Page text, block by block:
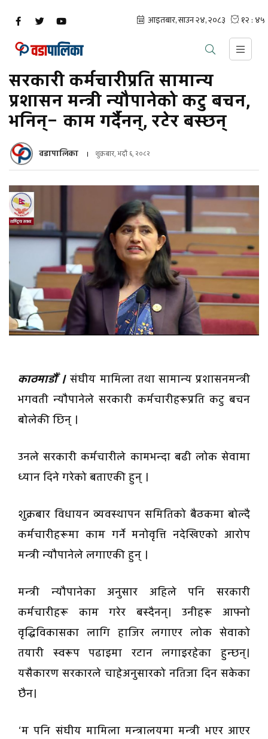
सरकारी कर्मचारीप्रति सामान्य
प्रशासन मन्त्री न्यौपानेको कटु बचन,
भनिन्– काम गर्दैनन्, रटेर बस्छन्
वडापालिका शुक्रबार, भदौ ६, २०८२
काठमाडौँ । संघीय मामिला तथा सामान्य प्रशासनमन्त्री
भगवती न्यौपानेले सरकारी कर्मचारीहरूप्रति कटु बचन
बोलेकी छिन् ।
उनले सरकारी कर्मचारीले कामभन्दा बढी लोक सेवामा
ध्यान दिने गरेको बताएकी हुन् ।
शुक्रबार विधायन व्यवस्थापन समितिको बैठकमा बोल्दै
कर्मचारीहरूमा काम गर्ने मनोवृत्ति नदेखिएको आरोप
मन्त्री न्यौपानेले लगाएकी हुन् ।
मन्त्री न्यौपानेका अनुसार अहिले पनि सरकारी
कर्मचारीहरू काम गरेर बस्दैनन्। उनीहरू आफ्नो
वृद्धिविकासका लागि हाजिर लगाएर लोक सेवाको
तयारी स्वरूप पढाइमा रटान लगाइरहेका हुन्छन्।
यसैकारण सरकारले चाहेअनुसारको नतिजा दिन सकेका
छैन।
‘म पनि संघीय मामिला मन्त्रालयमा मन्त्री भएर आएर